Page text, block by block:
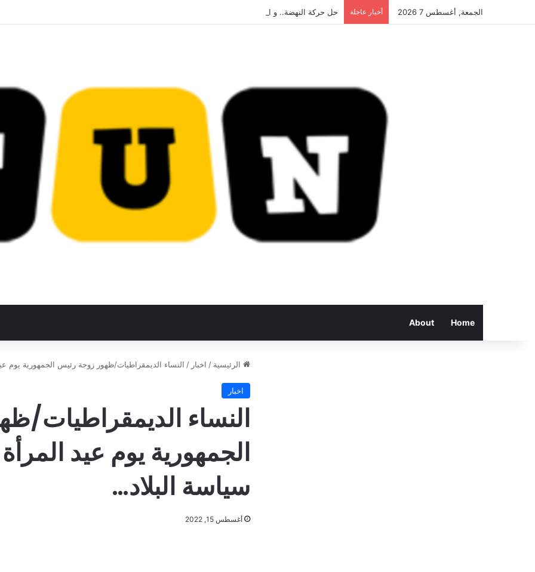
الجمعة, أغسطس 7 2026 أخبار عاجلة حل حركة النهضة.. و احكام قضائية في قيادات حركة النهضة بألف و400عام سجــن……
Home
About
الرئيسية / اخبار / النساء الديمقراطيات/ظهور زوجة رئيس الجمهورية يوم
اخبار
النساء الديمقراطيات/
الجمهورية يوم عيد
سياسة البلاد…
أغسطس 15, 2022